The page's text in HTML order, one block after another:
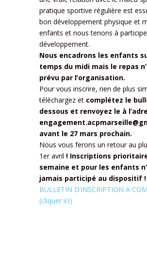
pratique sportive régulière est
bon développement physique et
enfants et nous tenons à
développement.
Nous encadrons les enfants
temps du midi mais le repas
prévu par l’organisation.
Pour vous inscrire, rien de plus
téléchargez et complétez le
dessous et renvoyez le à
avant le 27 mars prochain.
Nous vous ferons un retour au
1er avril ! Inscriptions
semaine et pour les enfants
jamais participé au dispositif !
BULLETIN D’INSCRIPTION A
(cliquer ici)